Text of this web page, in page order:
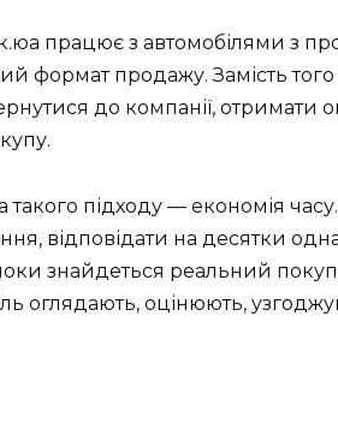
працює з автомобілями з
формат продажу. Замість
до компанії, отримати
такого підходу — економія
відповідати на десятки
знайдеться реальний
оглядають, оцінюють,